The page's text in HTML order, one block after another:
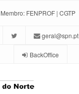
Membro: FENPROF | CGTP
geral@spn.pt
BackOffice